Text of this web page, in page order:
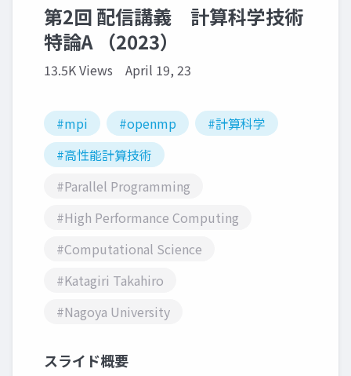
第2回 配信講義 計算科学技術
特論A （2023）
13.5K Views April 19, 23
#mpi #openmp
#計算科学
#高性能計算技術
#Parallel Programming
#High Performance Computing
#Computational Science
#Katagiri Takahiro
#Nagoya University
スライド概要